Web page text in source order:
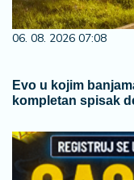
06. 08. 2026 07:08
Evo u kojim
kompletan spisak